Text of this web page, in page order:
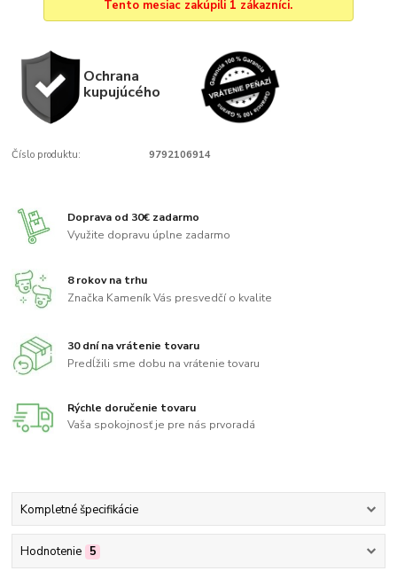
Tento mesiac zakúpili 1 zákazníci.
Ochrana
kupujúcého
Číslo produktu: 9792106914
Doprava od 30€ zadarmo
Využite dopravu úplne zadarmo
8 rokov na trhu
Značka Kameník Vás presvedčí o kvalite
30 dní na vrátenie tovaru
Predĺžili sme dobu na vrátenie tovaru
Rýchle doručenie tovaru
Vaša spokojnosť je pre nás prvoradá
Kompletné špecifikácie
Hodnotenie 5